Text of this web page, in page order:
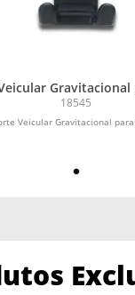
Gravitacional
18545
Veicular Gravitacional